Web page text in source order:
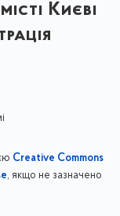
Києві
Creative Commons
, якщо не зазначено